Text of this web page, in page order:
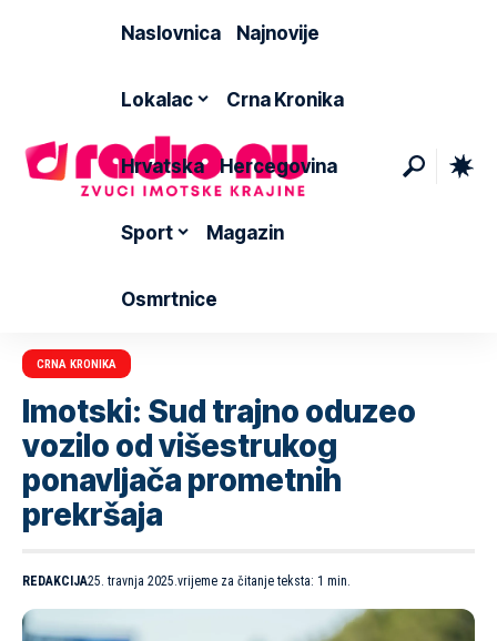
Naslovnica Najnovije
Lokalac Crna Kronika
Hrvatska Hercegovina
Sport Magazin
Osmrtnice
CRNA KRONIKA
Imotski: Sud trajno oduzeo
vozilo od višestrukog
ponavljača prometnih
prekršaja
REDAKCIJA25. travnja 2025.vrijeme za čitanje teksta: 1 min.